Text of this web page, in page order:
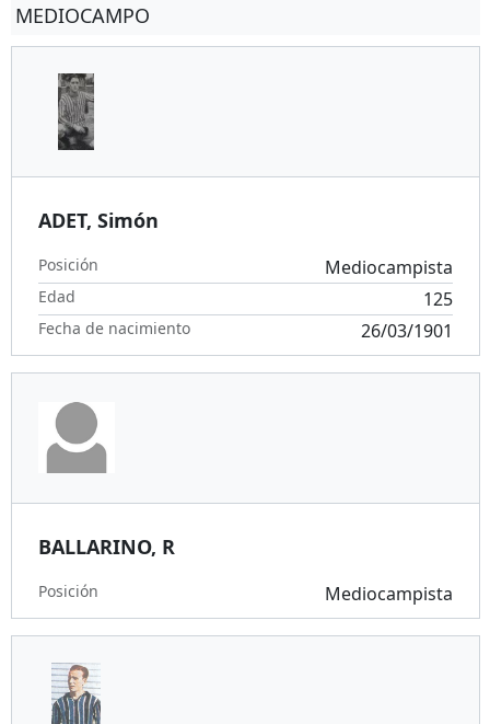
MEDIOCAMPO
ADET, Simón
Posición Mediocampista
Edad 125
Fecha de nacimiento 26/03/1901
BALLARINO, R
Posición Mediocampista